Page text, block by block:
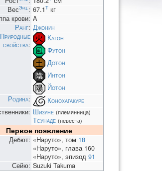
ВесЭнц.: 67.1T кг
крови: A
Ранг: Джонин
Природные
свойства:
Катон
Футон
Дотон
Интон
Йотон
Родина:
Конохагакуре
Шизуне (племянница)
Тсунаде (невеста)
Первое появление
Дебют: «Наруто», том 18
«Наруто», глава 160
«Наруто», эпизод 91
Сейю: Suzuki Takuma